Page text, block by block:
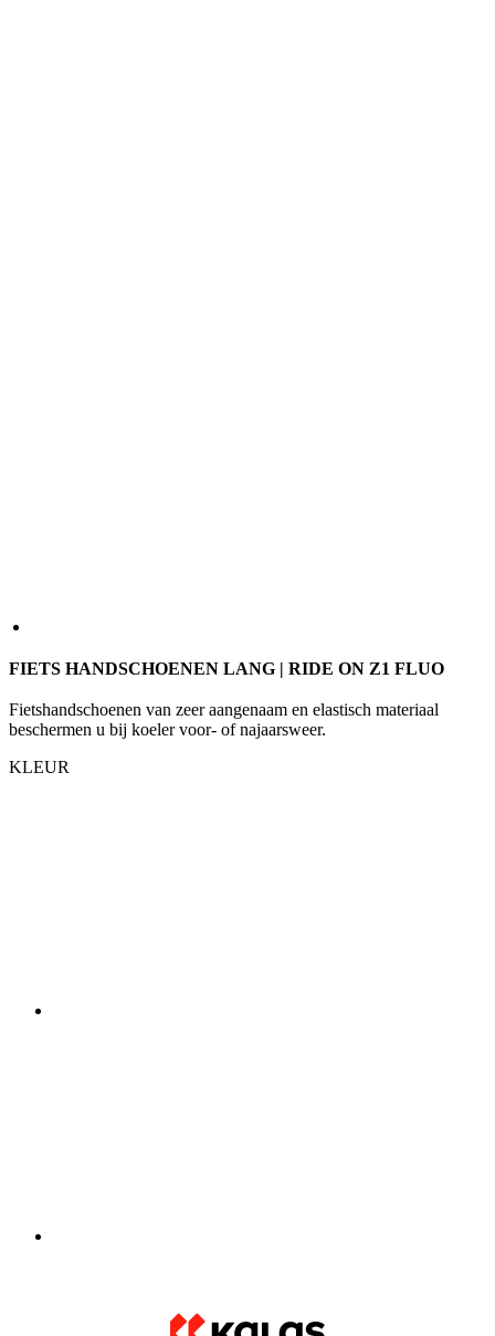
beschermen u bij koeler voor- of najaarsweer.
KLEUR